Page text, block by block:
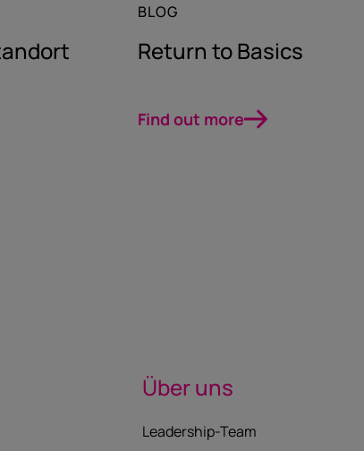
BLOG
Return to Basics
Find out more
Über uns
Leadership-Team